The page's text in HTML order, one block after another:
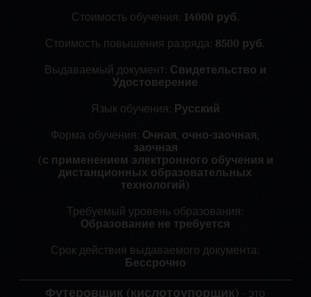
Стоимость обучения: 14000 руб.
Стоимость повышения разряда: 8500 руб.
Выдаваемый документ: Свидетельство и
Удостоверение
Язык обучения: Русский
Форма обучения: Очная, очно-заочная,
заочная
(с применением электронного обучения и
дистанционных образовательных
технологий)
Требуемый уровень образования:
Образование не требуется
Срок действия выдаваемого документа:
Бессрочно
Футеровщик (кислотоупорщик) - это